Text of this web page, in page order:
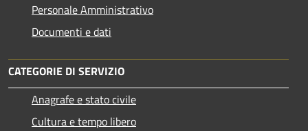
Personale Amministrativo
Documenti e dati
CATEGORIE DI SERVIZIO
Anagrafe e stato civile
Cultura e tempo libero